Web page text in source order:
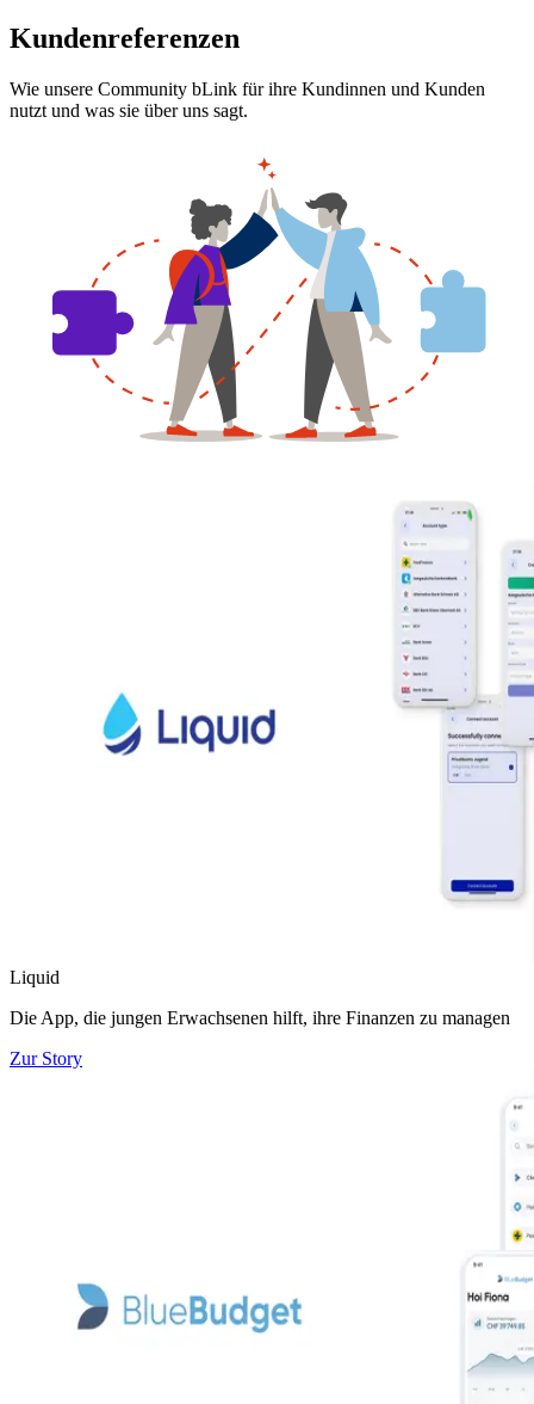
Kundenreferenzen
Wie unsere Community bLink für ihre Kundinnen und Kunden
nutzt und was sie über uns sagt.
Liquid
Die App, die jungen Erwachsenen hilft, ihre Finanzen zu managen
Zur Story